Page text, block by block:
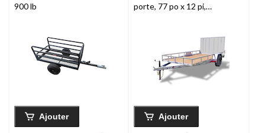
900 lb
Ajouter
porte, 77 po x 12 pi,
Ajouter